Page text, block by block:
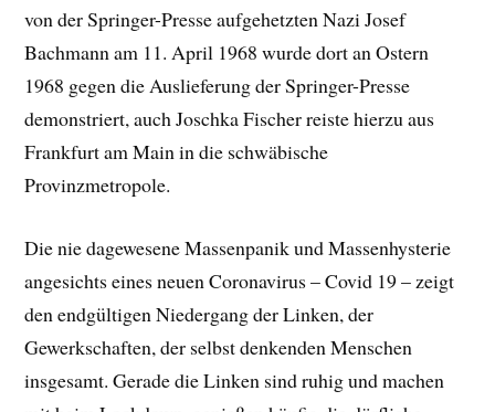
von der Springer-Presse aufgehetzten Nazi Josef
Bachmann am 11. April 1968 wurde dort an Ostern
1968 gegen die Auslieferung der Springer-Presse
demonstriert, auch Joschka Fischer reiste hierzu aus
Frankfurt am Main in die schwäbische
Provinzmetropole.
Die nie dagewesene Massenpanik und Massenhysterie
angesichts eines neuen Coronavirus – Covid 19 – zeigt
den endgültigen Niedergang der Linken, der
Gewerkschaften, der selbst denkenden Menschen
insgesamt. Gerade die Linken sind ruhig und machen